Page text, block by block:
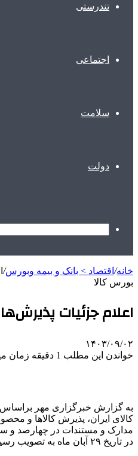
تندرستی
اجتماعی
سلامت
دولت
خانه/ اقتصاد > بانک و بیمه وبورس/
بورس کالا
اعلام جزئیات
۱۴۰۳/۰۹/۰۲
خواندن این مطلب 1 دقیقه زمان میبرد
به گزارش خبرگزاری مهر براساس
کالای ایران، پذیرش کالاها و
مدارک و مستندات در چهارصد
در تاریخ ۲۹ آبان ماه به تصویب رسید.